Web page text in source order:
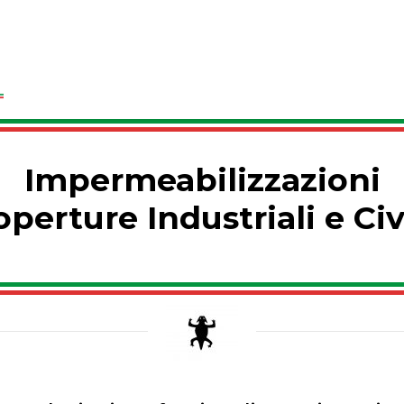
Impermeabilizzazioni
Industriali e